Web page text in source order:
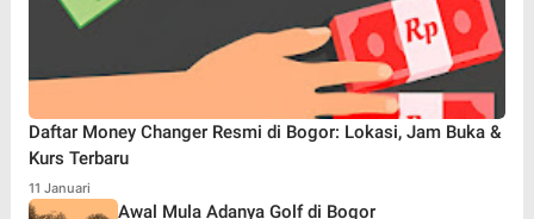
Daftar Money Changer Resmi di Bogor: Lokasi, Jam Buka &
Kurs Terbaru
11 Januari
Awal Mula Adanya Golf di Bogor